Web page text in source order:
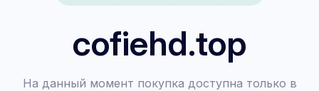
cofiehd.top
На данный момент покупка доступна только в